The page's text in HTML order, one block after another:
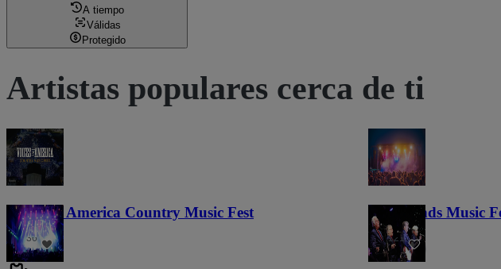
A tiempo
Válidas
Protegido
Artistas populares cerca de ti
Voices of America Country Music Fest
36
Lost Lands Music
121